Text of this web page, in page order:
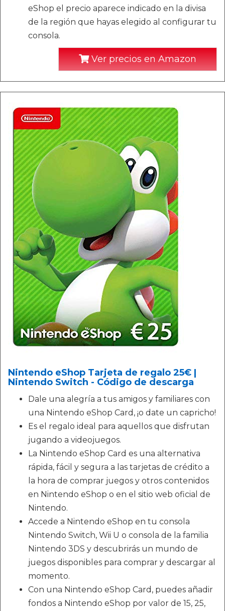
eShop el precio aparece indicado en la divisa
de la región que hayas elegido al configurar tu
consola.
Ver precios en Amazon
Nintendo eShop Tarjeta de regalo 25€ |
Nintendo Switch - Código de descarga
Dale una alegría a tus amigos y familiares con
una Nintendo eShop Card, ¡o date un capricho!
Es el regalo ideal para aquellos que disfrutan
jugando a videojuegos.
La Nintendo eShop Card es una alternativa
rápida, fácil y segura a las tarjetas de crédito a
la hora de comprar juegos y otros contenidos
en Nintendo eShop o en el sitio web oficial de
Nintendo.
Accede a Nintendo eShop en tu consola
Nintendo Switch, Wii U o consola de la familia
Nintendo 3DS y descubrirás un mundo de
juegos disponibles para comprar y descargar al
momento.
Con una Nintendo eShop Card, puedes añadir
fondos a Nintendo eShop por valor de 15, 25,